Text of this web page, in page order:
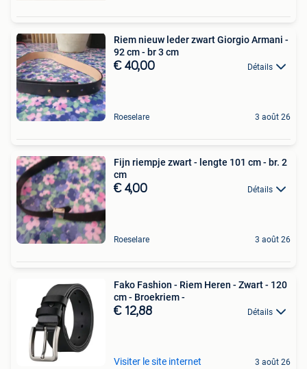
Riem nieuw leder zwart Giorgio Armani -
92 cm - br 3 cm
€ 40,00 Détails
Roeselare 3 août 26
Fijn riempje zwart - lengte 101 cm - br. 2
cm
€ 4,00 Détails
Roeselare 3 août 26
Fako Fashion - Riem Heren - Zwart - 120
cm - Broekriem -
€ 12,88 Détails
Visiter le site internet 3 août 26